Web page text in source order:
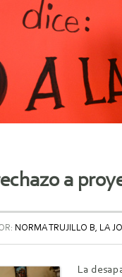
a
NORMA TRUJILLO B, LA
La